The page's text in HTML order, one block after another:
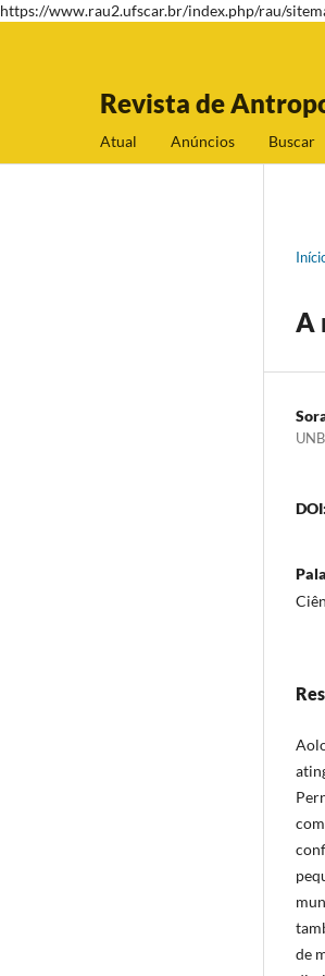
https://www.rau2.ufscar.br/index.php/rau/
Revista de
Atual Anúncios Buscar
A
UNB
DOI:
de